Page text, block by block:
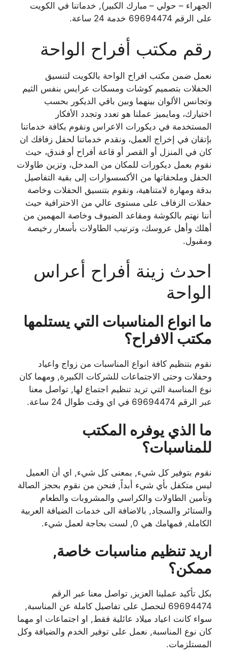
الجهراء – حولي – مبارك الكبير), خدماتنا في الكويت
على الرقم 69694474 خدمة 24 ساعة.
رقم مكتب أفراح الواحة
نعمل ضمن مكتب افراح الواحة بالكويت لتنسيق
الحفلات بتصميم كوشات ومسكات عرايس بنفس الثيم
وتجانس الألوان بينهما وبين باقي الديكور بحسب
اختيارك، ومايميز عملنا هو تعدد وتجدد الأفكار
المستخدمة في ديكورات الاعراس ونقوم بكافة خدماتنا
بإتقان في إخراج العمل، ونقدم خدماتنا لحفل زفافك ان
كان في المنزل أو القصر أو قاعة أفراح أو فندق، حيث
نقوم بعمل ديكورات للمكان من المدخل، وتزين طاولات
الحفل وملحقاتها من الأكسسوارات إلى بقية التفاصيل
بدقة ومهارة لامتناهية، ونقوم بتنسيق الحفلات وخاصة
حفلات الزفاف على مستوى عالي من الاحترافية حيث
أننا نهتم بالكوشة ومقاعد الضيوف وخاصة المهمين من
أهلك وأهل عروسك، وترتيب الطاولات بأسعار رخيصة
ومقبول.
احدث زينة أفراح أعراس
الواحة
ما انواع المناسبات التي يستلمها
مكتب الافراح؟
نقوم بتنظيم كافة انواع المناسبات من زواج واعياد
وحفلات وحتى الاجتماعات للشركات الكبيرة, ومهما كان
نوع المناسبة التي تريد تنظيم اجتماع لها, تواصل معنا
عبر الرقم 69694474 في اي وقت طوال 24 ساعة.
ما الذي يوفره المكتب
للمناسبات؟
نقوم بتوفير كل شيء, بمعنى كل شيء, اي أن العميل
ليس متكفل بأي شيء أبداً, فنحن من نقوم بحجز الصالة
وتأمين الطاولات والكراسي والمشروبات والطعام
والستائر والسجاد, بالاضافة الى خدمات الضيافة العربية
الكاملة, فمهامك هي 0, لست بحاجة لعمل شيء.
اريد تنظيم مناسبات خاصة,
ممكن؟
بكل تأكيد عملينا العزيز, تواصل معنا عبر الرقم
69694474 لنحصل على تفاصيل كاملة عن المناسبة,
سواء كانت اعياد ميلاد عائلية فقط, او اجتماعات او مهما
كان نوع المناسبة, نعمل على توفير الخدم والضيافة وكل
المستلزمات.